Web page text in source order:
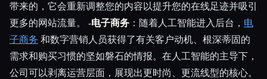
带来的，它会重新调整您的内容以提升您的在线足迹并吸引
更多的网站流量。 -电子商务 ：随着人工智能进入后台， 电
子商务 和数字营销人员获得了有关客户动机、根深蒂固的
需求和购买习惯的坚如磐石的情报。在人工智能的主导下，
公司可以剥离运营层面，展现出更时尚、更流线型的核心。